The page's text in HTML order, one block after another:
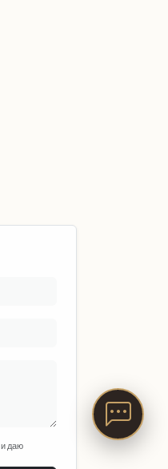
и даю